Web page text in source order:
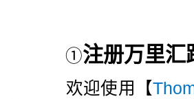
①注册万里汇
欢迎使用【